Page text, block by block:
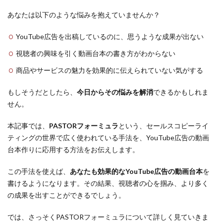
あなたは以下のような悩みを抱えていませんか？
YouTube広告を出稿しているのに、思うような成果が出ない
視聴者の興味を引く動画台本の書き方がわからない
商品やサービスの魅力を効果的に伝えられていない気がする
もしそうだとしたら、 今日からその悩みを解消できるかもしれま
せん。
本記事では、 PASTORフォーミュラ という、セールスコピーライ
ティングの世界で広く使われている手法を、YouTube広告の動画
台本作りに応用する方法をお伝えします。
この手法を使えば、 あなたも効果的なYouTube広告の動画台本を
書けるようになります。その結果、視聴者の心を掴み、より多く
の成果を出すことができるでしょう。
では、さっそくPASTORフォーミュラについて詳しく見ていきま